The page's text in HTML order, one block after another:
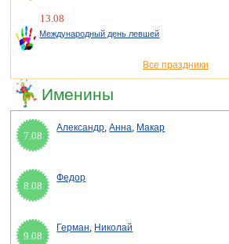
13.08
Международный день левшей
Все праздники
Именины
7.08
Александр,Анна, Макар
8.08
Федор
9.08
Герман, Николай